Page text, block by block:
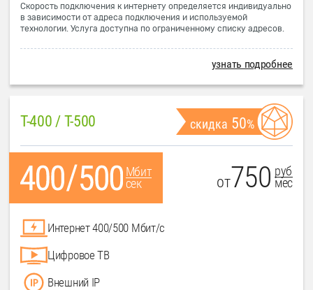
Скорость подключения к интернету определяется индивидуально
в зависимости от адреса подключения и используемой
технологии. Услуга доступна по ограниченному списку адресов.
узнать подробнее
T-400 / T-500 скидка 50%
Мбит
сек
от750 руб
мес
Интернет 400/500 Мбит/с
Цифровое ТВ
Внешний IP